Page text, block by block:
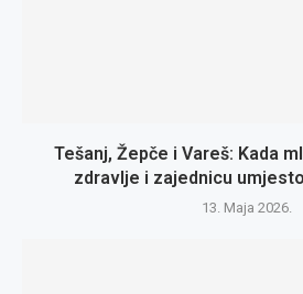
Tešanj, Žepče i Vareš: Kada
zdravlje i zajednicu
13. Maja 2026.